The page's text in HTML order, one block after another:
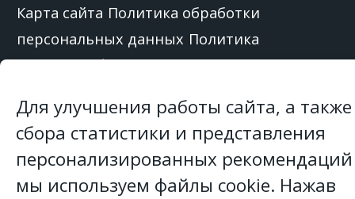
Карта сайта Политика обработки
персональных данных Политика
обработки файлов cookie Настройка Cookie
ООО « ПарадАвто», 220024,
Республика Беларусь, г.Минск, ул.
Стебенева, 20В
Для улучшения работы сайта, а также
сбора статистики и представления
персонализированных рекомендаций
мы используем файлы cookie. Нажав